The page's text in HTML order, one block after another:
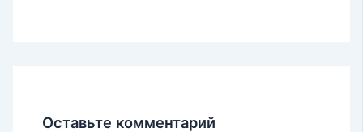
Оставьте комментарий